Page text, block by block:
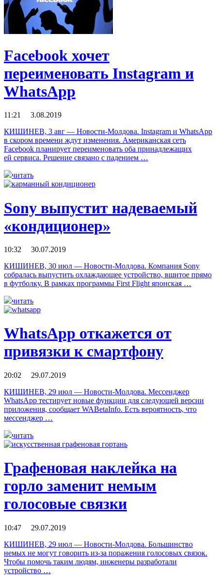
Facebook хочет
переименовать Instagram и
WhatsApp
11:21 3.08.2019
КИШИНЕВ, 3 авг — Новости-Молдова. Instagram и WhatsApp
в скором времени ждут изменения. Американская сеть
Facebook планирует переименовать оба принадлежащих
ей сервиса. Решение связано с падением …
читать
Sony выпустит надеваемый
«кондиционер»
10:32 30.07.2019
КИШИНЕВ, 30 июл — Новости-Молдова. Компания Sony
собралась выпустить охлаждающее устройство, вшитое прямо
в футболку. В рамках программы First Flight японская …
читать
WhatsApp откажется от
привязки к смартфону
20:02 29.07.2019
КИШИНЕВ, 29 июл — Новости-Молдова. Мессенджер
WhatsApp тестирует новые функции для следующей версии
приложения, сообщает WABetaInfo. Есть вероятность, что
мессенджер …
читать
Графеновая наклейка на
горло заменит немым
голосовые связки
10:47 29.07.2019
КИШИНЕВ, 29 июл — Новости-Молдова. Большинство
немых не могут говорить из-за поражения голосовых связок.
Чтобы помочь таким людям, инженеры разработали
устройство …